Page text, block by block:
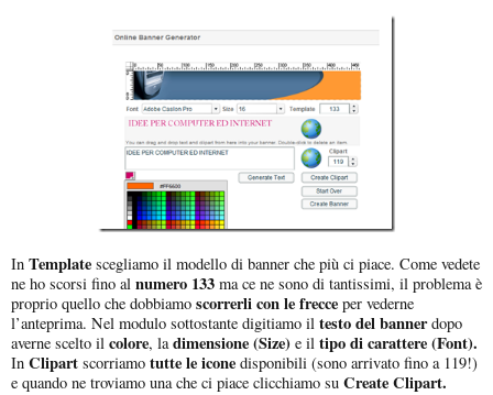
In Template scegliamo il modello di banner che più ci piace. Come vedete
ne ho scorsi fino al numero 133 ma ce ne sono di tantissimi, il problema è
proprio quello che dobbiamo scorrerli con le frecce per vederne
l’anteprima. Nel modulo sottostante digitiamo il testo del bannerdopo
averne scelto il colore, la dimensione (Size) e il tipo di carattere (Font).
In Clipart scorriamo tutte le icone disponibili (sono arrivato fino a 119!)
e quando ne troviamo una che ci piace clicchiamo su Create Clipart.